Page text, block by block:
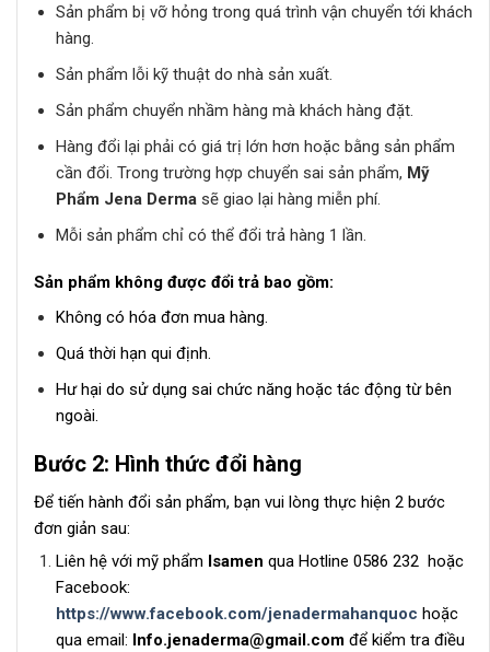
Sản phẩm bị vỡ hỏng trong quá trình vận chuyển tới khách
hàng.
Sản phẩm lỗi kỹ thuật do nhà sản xuất.
Sản phẩm chuyển nhầm hàng mà khách hàng đặt.
Hàng đổi lại phải có giá trị lớn hơn hoặc bằng sản phẩm
cần đổi. Trong trường hợp chuyển sai sản phẩm, Mỹ
Phẩm Jena Dermasẽ giao lại hàng miễn phí.
Mỗi sản phẩm chỉ có thể đổi trả hàng 1 lần.
Sản phẩm không được đổi trả bao gồm:
Không có hóa đơn mua hàng.
Quá thời hạn qui định.
Hư hại do sử dụng sai chức năng hoặc tác động từ bên
ngoài.
Bước 2: Hình thức đổi hàng
Để tiến hành đổi sản phẩm, bạn vui lòng thực hiện 2 bước
đơn giản sau:
Liên hệ với mỹ phẩm Isamen qua Hotline 0586 232 hoặc
Facebook:
https://www.facebook.com/jenadermahanquoc hoặc
qua email: Info.jenaderma@gmail.com để kiểm tra điều